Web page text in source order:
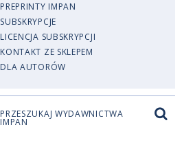
PREPRINTY IMPAN
SUBSKRYPCJE
LICENCJA SUBSKRYPCJI
KONTAKT ZE SKLEPEM
DLA AUTORÓW
PRZESZUKAJ WYDAWNICTWA
IMPAN